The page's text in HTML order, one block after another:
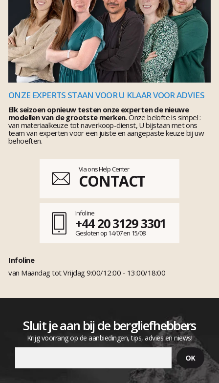
ONZE EXPERTS STAAN VOOR U KLAAR VOOR ADVIES
Elk seizoen opnieuw testen onze experten de nieuwe
modellen van de grootste merken.Onze belofte is simpel :
van materiaalkeuze tot naverkoop-dienst, U bijstaan met ons
team van experten voor een juiste en aangepaste keuze bij uw
behoeften.
Via ons Help Center
CONTACT
Infoline
+44 20 3129 3301
Gesloten op 14/07 en 15/08
Infoline
van Maandag tot Vrijdag 9:00/12:00 - 13:00/18:00
Sluit je aan bij de bergliefhebbers
Krijg voorrang op de aanbiedingen, tips, advies en niews!